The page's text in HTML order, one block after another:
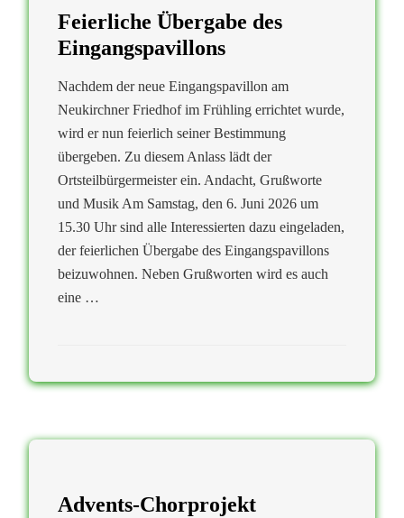
Feierliche Übergabe des
Eingangspavillons
Nachdem der neue Eingangspavillon am
Neukirchner Friedhof im Frühling errichtet wurde,
wird er nun feierlich seiner Bestimmung
übergeben. Zu diesem Anlass lädt der
Ortsteilbürgermeister ein. Andacht, Grußworte
und Musik Am Samstag, den 6. Juni 2026 um
15.30 Uhr sind alle Interessierten dazu eingeladen,
der feierlichen Übergabe des Eingangspavillons
beizuwohnen. Neben Grußworten wird es auch
eine …
Advents-Chorprojekt